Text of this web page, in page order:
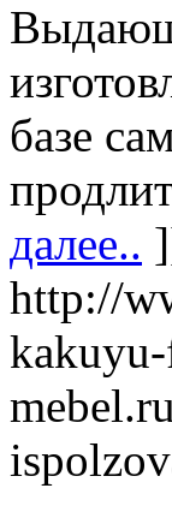
базе
далее..
http://